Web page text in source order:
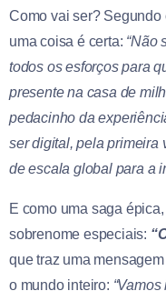
Como vai ser? Segundo
uma coisa é certa: “Não
todos os esforços para
presente na casa de
pedacinho da
ser digital, pela primeira
de escala global para a
E como uma saga
sobrenome especiais:
que traz uma
o mundo inteiro: